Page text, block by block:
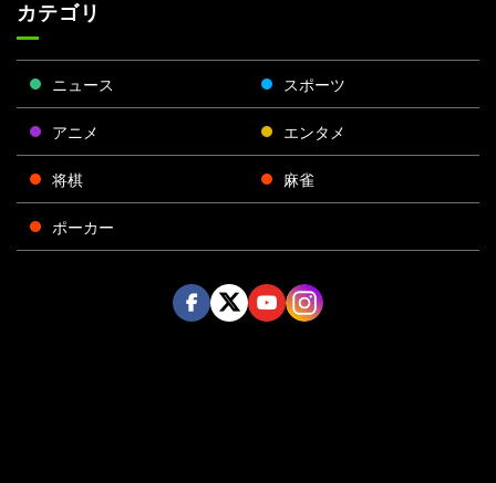
カテゴリ
ニュース スポーツ
アニメ エンタメ
将棋 麻雀
ポーカー